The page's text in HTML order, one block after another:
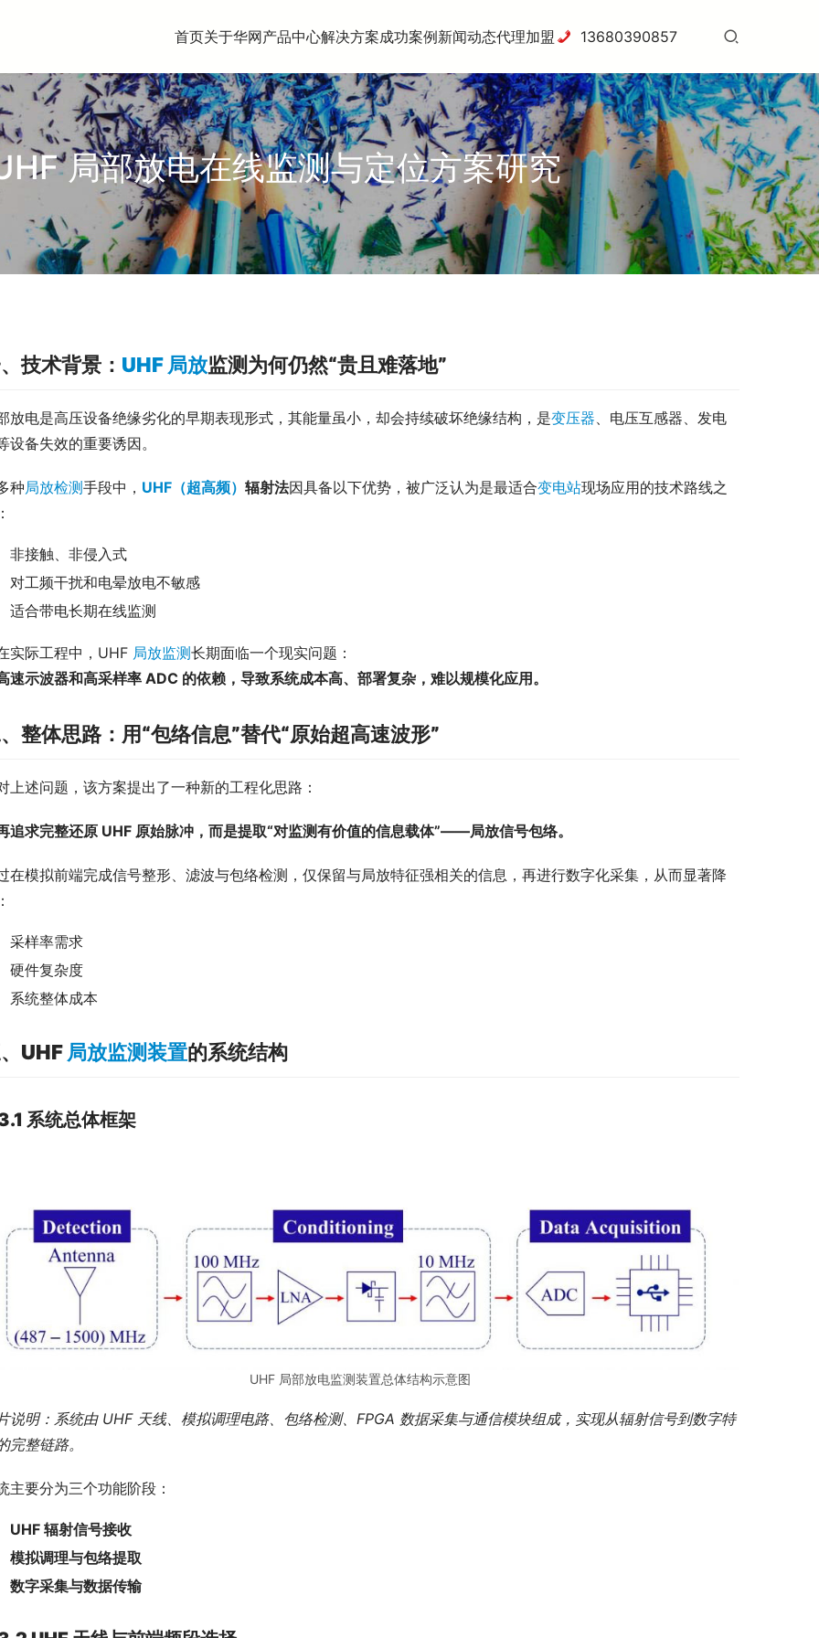
首页关于华网产品中心解决方案成功案例新闻动态代理加盟 13680390857
局部放电在线监测与定位方案研究
技术背景： UHF 局放监测为何仍然“贵且难落地”
放电是高压设备绝缘劣化的早期表现形式，其能量虽小，却会持续破坏绝缘结构，是变压器、电压互感器、发电
设备失效的重要诱因。
种局放检测手段中， UHF（超高频） 辐射法因具备以下优势，被广泛认为是最适合变电站现场应用的技术路线之
非接触、非侵入式
对工频干扰和电晕放电不敏感
适合带电长期在线监测
实际工程中，UHF 局放监测长期面临一个现实问题：
速示波器和高采样率 ADC 的依赖，导致系统成本高、部署复杂，难以规模化应用。
整体思路：用“包络信息”替代“原始超高速波形”
上述问题，该方案提出了一种新的工程化思路：
追求完整还原 UHF 原始脉冲，而是提取“对监测有价值的信息载体”——局放信号包络。
在模拟前端完成信号整形、滤波与包络检测，仅保留与局放特征强相关的信息，再进行数字化采集，从而显著降
采样率需求
硬件复杂度
系统整体成本
UHF 局放监测装置的系统结构
系统总体框架
UHF 局部放电监测装置总体结构示意图
说明：系统由 UHF 天线、模拟调理电路、包络检测、FPGA 数据采集与通信模块组成，实现从辐射信号到数字特
完整链路。
主要分为三个功能阶段：
UHF 辐射信号接收
模拟调理与包络提取
数字采集与数据传输